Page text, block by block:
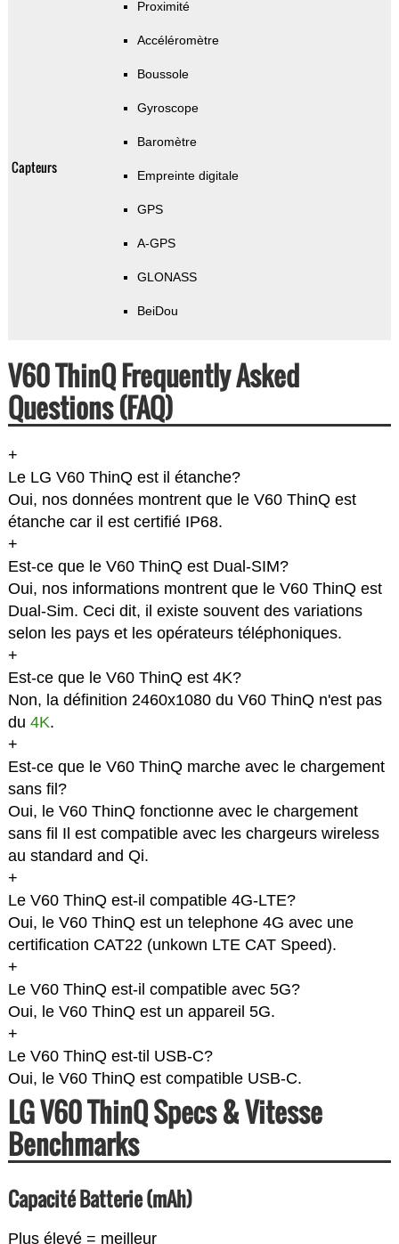
Capteurs
Proximité
Accéléromètre
Boussole
Gyroscope
Baromètre
Empreinte digitale
GPS
A-GPS
GLONASS
BeiDou
V60 ThinQ Frequently Asked
Questions (FAQ)
+
Le LG V60 ThinQ est il étanche?
Oui, nos données montrent que le V60 ThinQ est
étanche car il est certifié IP68.
+
Est-ce que le V60 ThinQ est Dual-SIM?
Oui, nos informations montrent que le V60 ThinQ est
Dual-Sim. Ceci dit, il existe souvent des variations
selon les pays et les opérateurs téléphoniques.
+
Est-ce que le V60 ThinQ est 4K?
Non, la définition 2460x1080 du V60 ThinQ n'est pas
du 4K.
+
Est-ce que le V60 ThinQ marche avec le chargement
sans fil?
Oui, le V60 ThinQ fonctionne avec le chargement
sans fil Il est compatible avec les chargeurs wireless
au standard and Qi.
+
Le V60 ThinQ est-il compatible 4G-LTE?
Oui, le V60 ThinQ est un telephone 4G avec une
certification CAT22 (unkown LTE CAT Speed).
+
Le V60 ThinQ est-il compatible avec 5G?
Oui, le V60 ThinQ est un appareil 5G.
+
Le V60 ThinQ est-til USB-C?
Oui, le V60 ThinQ est compatible USB-C.
LG V60 ThinQ Specs & Vitesse
Benchmarks
Capacité Batterie (mAh)
Plus élevé = meilleur